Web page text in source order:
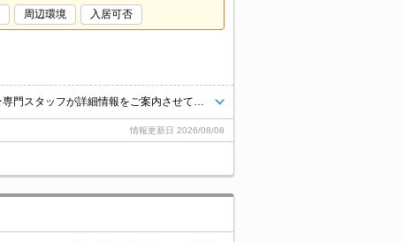
周辺環境 入居可否
情報更新日 2026/08/08